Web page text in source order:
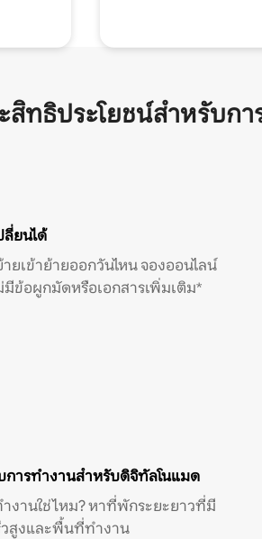
ทธิประโยชน์สำหรับกา
ยนได้
ายเข้าย้ายออกวันไหน จองออนไลน์
มีข้อผูกมัดหรือเอกสารเพิ่มเติม*
ารทำงานสำหรับดิจิทัลโนแมด
งานใช่ไหม? หาที่พักระยะยาวที่มี
วสูงและพื้นที่ทำงาน